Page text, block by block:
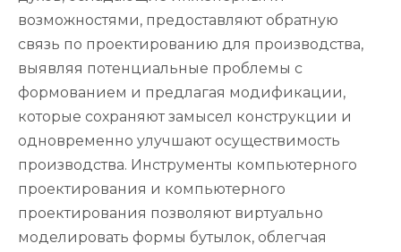
возможностями, предоставляют обратную
связь по проектированию для производства,
выявляя потенциальные проблемы с
формованием и предлагая модификации,
которые сохраняют замысел конструкции и
одновременно улучшают осуществимость
производства. Инструменты компьютерного
проектирования и компьютерного
проектирования позволяют виртуально
моделировать формы бутылок, облегчая